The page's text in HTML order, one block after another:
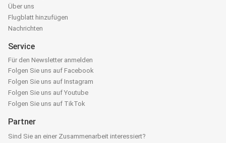
Über uns
Flugblatt hinzufügen
Nachrichten
Service
Für den Newsletter anmelden
Folgen Sie uns auf Facebook
Folgen Sie uns auf Instagram
Folgen Sie uns auf Youtube
Folgen Sie uns auf TikTok
Partner
Sind Sie an einer Zusammenarbeit interessiert?